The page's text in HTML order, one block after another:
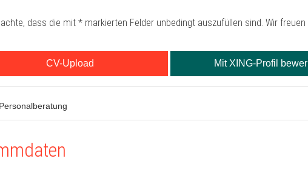
dass die mit * markierten Felder unbedingt auszufüllen sind. Wir freuen
CV-Upload Mit XING-Profil